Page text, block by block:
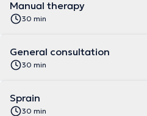
Manual therapy
30 min
General consultation
30 min
Sprain
30 min